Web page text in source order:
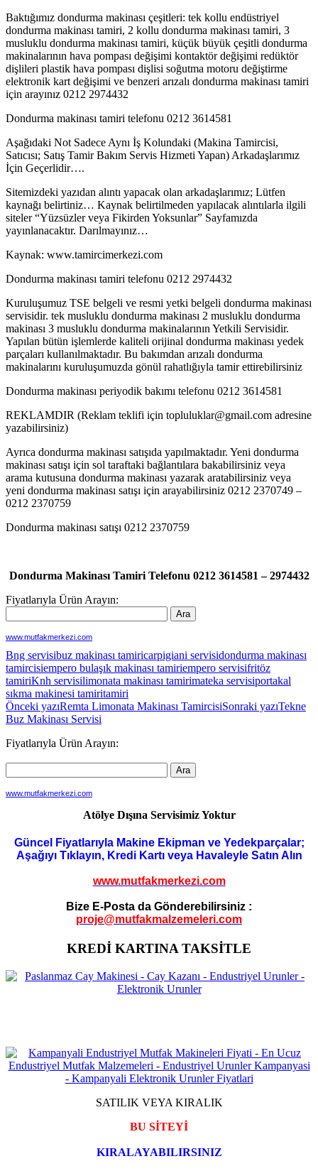
Baktığımız dondurma makinası çeşitleri: tek kollu endüstriyel
dondurma makinası tamiri, 2 kollu dondurma makinası tamiri, 3
musluklu dondurma makinası tamiri, küçük büyük çeşitli dondurma
makinalarının hava pompası değişimi kontaktör değişimi redüktör
dişlileri plastik hava pompası dişlisi soğutma motoru değiştirme
elektronik kart değişimi ve benzeri arızalı dondurma makinası tamiri
için arayınız 0212 2974432
Dondurma makinası tamiri telefonu 0212 3614581
Aşağıdaki Not Sadece Aynı İş Kolundaki (Makina Tamircisi,
Satıcısı; Satış Tamir Bakım Servis Hizmeti Yapan) Arkadaşlarımız
İçin Geçerlidir….
Sitemizdeki yazıdan alıntı yapacak olan arkadaşlarımız; Lütfen
kaynağı belirtiniz… Kaynak belirtilmeden yapılacak alıntılarla ilgili
siteler “Yüzsüzler veya Fikirden Yoksunlar” Sayfamızda
yayınlanacaktır. Darılmayınız…
Kaynak: www.tamircimerkezi.com
Dondurma makinası tamiri telefonu 0212 2974432
Kuruluşumuz TSE belgeli ve resmi yetki belgeli dondurma makinası
servisidir. tek musluklu dondurma makinası 2 musluklu dondurma
makinası 3 musluklu dondurma makinalarının Yetkili Servisidir.
Yapılan bütün işlemlerde kaliteli orijinal dondurma makinası yedek
parçaları kullanılmaktadır. Bu bakımdan arızalı dondurma
makinalarını kuruluşumuzda gönül rahatlığıyla tamir ettirebilirsiniz
Dondurma makinası periyodik bakımı telefonu 0212 3614581
REKLAMDIR (Reklam teklifi için topluluklar@gmail.com adresine
yazabilirsiniz)
Ayrıca dondurma makinası satışıda yapılmaktadır. Yeni dondurma
makinası satışı için sol taraftaki bağlantılara bakabilirsiniz veya
arama kutusuna dondurma makinası yazarak aratabilirsiniz veya
yeni dondurma makinası satışı için arayabilirsiniz 0212 2370749 –
0212 2370759
Dondurma makinası satışı 0212 2370759
Dondurma Makinası Tamiri Telefonu 0212 3614581 – 2974432
Fiyatlarıyla Ürün Arayın:
www.mutfakmerkezi.com
Bng servisibuz makinası tamiricarpigiani servisidondurma makinası
tamircisiempero bulaşık makinası tamiriempero servisifritöz
tamiriKnh servisilimonata makinası tamirimateka servisiportakal
sıkma makinesi tamiritamiri
Yazı
dolaşımı
Önceki yazıRemta Limonata Makinası TamircisiSonraki yazıTekne
Buz Makinası Servisi
Fiyatlarıyla Ürün Arayın:
www.mutfakmerkezi.com
Atölye Dışına Servisimiz Yoktur
Güncel Fiyatlarıyla Makine Ekipman ve Yedekparçalar;
Aşağıyı Tıklayın, Kredi Kartı veya Havaleyle Satın Alın
www.mutfakmerkezi.com
Bize E-Posta da Gönderebilirsiniz :
proje@mutfakmalzemeleri.com
KREDİ KARTINA TAKSİTLE
SATILIK VEYA KIRALIK
BU SİTEYİ
KIRALAYABILIRSINIZ